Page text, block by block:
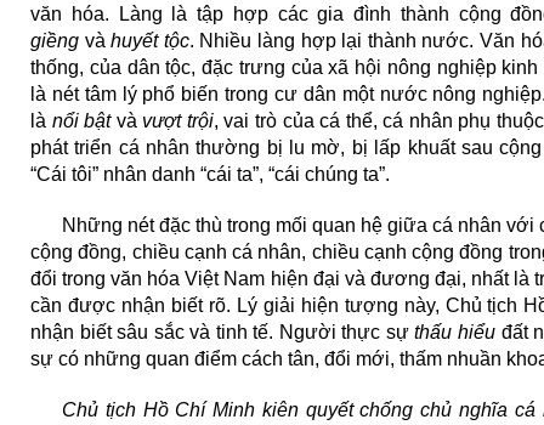
văn hóa. Làng là tập hợp các gia đình thành cộng
giềng vàhuyết tộc. Nhiều làng hợp lại thành nước. Văn
thống, của dân tộc, đặc trưng của xã hội nông nghiệp
là nét tâm lý phổ biến trong cư dân một nước nông
là nổi bậtvà vượt trội, vai trò của cá thể, cá nhân phụ
phát triển cá nhân thường bị lu mờ, bị lấp khuất sau
“Cái tôi” nhân danh “cái ta”, “cái chúng ta”.
Những nét đặc thù trong mối quan hệ giữa cá nhân với
cộng đồng, chiều cạnh cá nhân, chiều cạnh cộng đồng
đổi trong văn hóa Việt Nam hiện đại và đương đại, nhất là
cần được nhận biết rõ. Lý giải hiện tượng này, Chủ tịch
nhận biết sâu sắc và tinh tế. Người thực sựthấu hiểu đất
sự có những quan điểm cách tân, đổi mới, thấm nhuần
Chủ tịch Hồ Chí Minh kiên quyết chống chủ nghĩa